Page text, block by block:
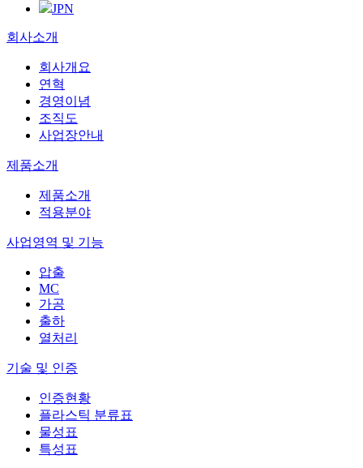
JPN
회사소개
회사개요
연혁
경영이념
조직도
사업장안내
제품소개
제품소개
적용분야
사업영역 및 기능
압출
MC
가공
출하
열처리
기술 및 인증
인증현황
플라스틱 분류표
물성표
특성표